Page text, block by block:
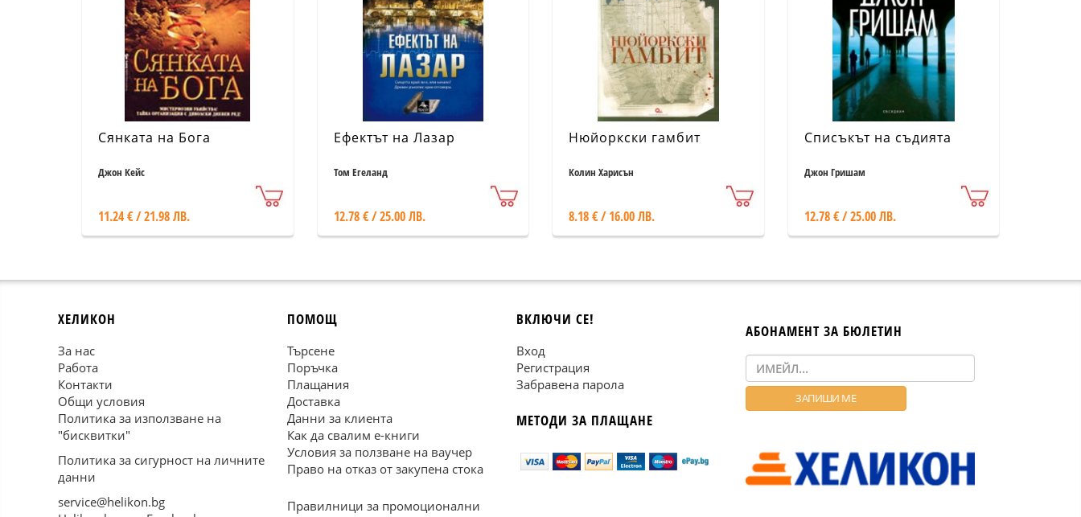
Сянката на Бога
Джон Кейс
11.24 € / 21.98 ЛВ.
Ефектът на Лазар
Том Егеланд
12.78 € / 25.00 ЛВ.
Нюйоркски гамбит
Колин Харисън
8.18 € / 16.00 ЛВ.
Списъкът на съдията
Джон Гришам
12.78 € / 25.00 ЛВ.
ХЕЛИКОН
За нас
Работа
Контакти
Общи условия
Политика за използване на
"бисквитки"
Политика за сигурност на личните
данни
service@helikon.bg
ПОМОЩ
Търсене
Поръчка
Плащания
Доставка
Данни за клиента
Как да свалим е-книги
Условия за ползване на ваучер
Право на отказ от закупена стока
Правилници за промоционални
ВКЛЮЧИ СЕ!
Вход
Регистрация
Забравена парола
МЕТОДИ ЗА ПЛАЩАНЕ
АБОНАМЕНТ ЗА БЮЛЕТИН